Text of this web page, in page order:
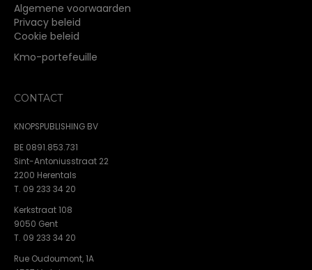
Algemene voorwaarden
Privacy beleid
Cookie beleid
Kmo-portefeuille
CONTACT
KNOPSPUBLISHING BV
BE 0891.853.731
Sint-Antoniusstraat 22
2200 Herentals
T. 09 233 34 20
Kerkstraat 108
9050 Gent
T. 09 233 34 20
Rue Oudoumont, 1A